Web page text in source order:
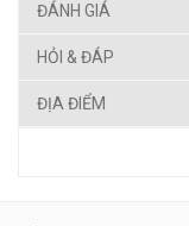
ĐÁNH GIÁ
HỎI & ĐÁP
ĐỊA ĐIỂM